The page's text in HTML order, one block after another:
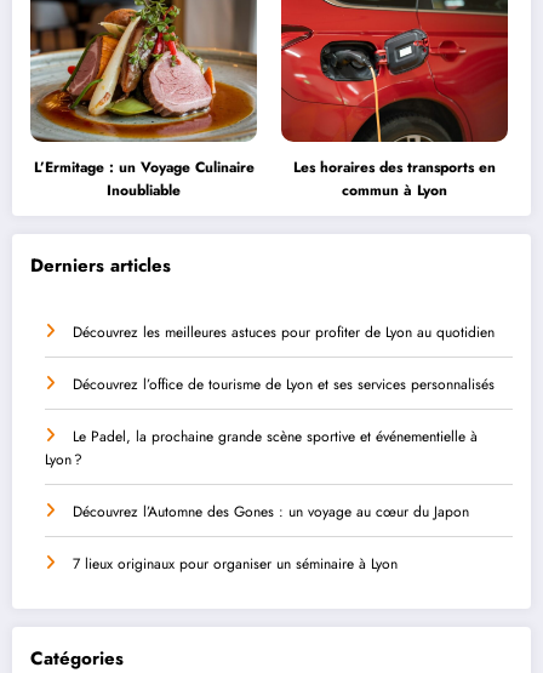
L’Ermitage : un Voyage Culinaire
Inoubliable
Les horaires des transports en
commun à Lyon
Derniers articles
Découvrez les meilleures astuces pour profiter de Lyon au quotidien
Découvrez l’office de tourisme de Lyon et ses services personnalisés
Le Padel, la prochaine grande scène sportive et événementielle à
Lyon ?
Découvrez l’Automne des Gones : un voyage au cœur du Japon
7 lieux originaux pour organiser un séminaire à Lyon
Catégories